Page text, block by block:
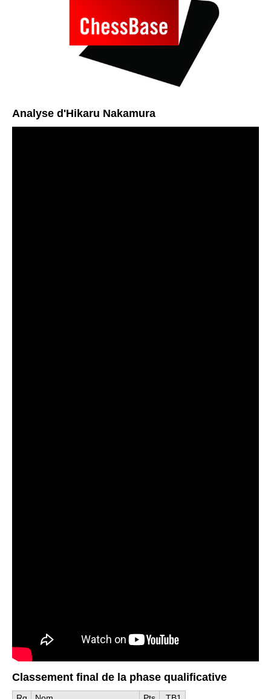
Analyse d'Hikaru Nakamura
Classement final de la phase qualificative